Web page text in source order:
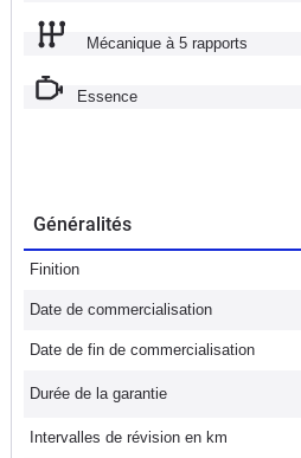
Mécanique à 5 rapports
Essence
Généralités
Finition
Date de commercialisation
Date de fin de commercialisation
Durée de la garantie
Intervalles de révision en km